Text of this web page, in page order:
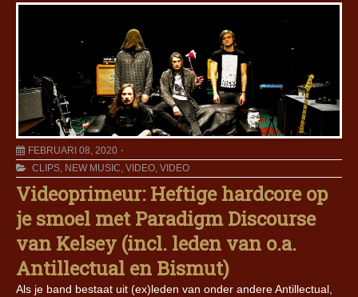
FEBRUARI 08, 2020
CLIPS, NEW MUSIC, VIDEO, VIDEO
Videoprimeur: Heftige hardcore op
je smoel met Paradigm Discourse
van Kelsey (incl. leden van o.a.
Antillectual en Bismut)
Als je band bestaat uit (ex)leden van onder andere Antillectual,